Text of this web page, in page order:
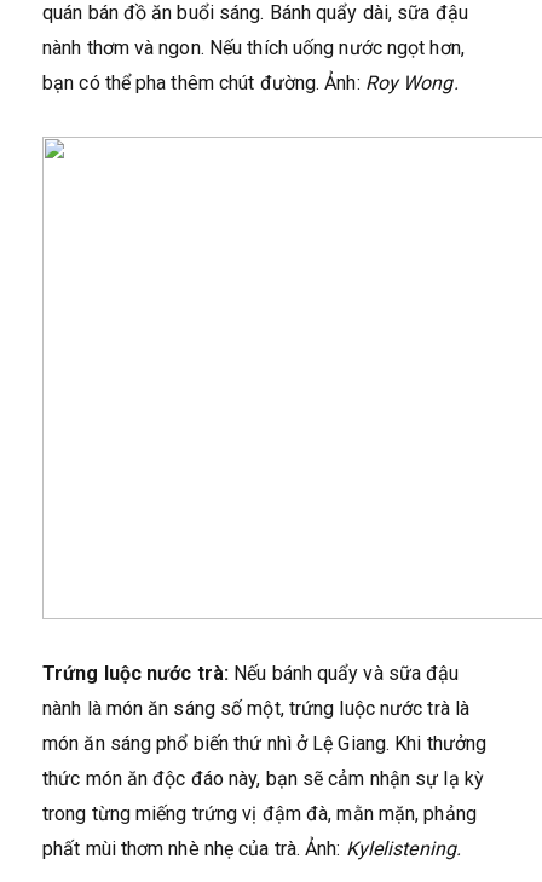
quán bán đồ ăn buổi sáng. Bánh quẩy dài, sữa đậu
nành thơm và ngon. Nếu thích uống nước ngọt hơn,
bạn có thể pha thêm chút đường. Ảnh: Roy Wong.
Trứng luộc nước trà: Nếu bánh quẩy và sữa đậu
nành là món ăn sáng số một, trứng luộc nước trà là
món ăn sáng phổ biến thứ nhì ở Lệ Giang. Khi thưởng
thức món ăn độc đáo này, bạn sẽ cảm nhận sự lạ kỳ
trong từng miếng trứng vị đậm đà, mằn mặn, phảng
phất mùi thơm nhè nhẹ của trà. Ảnh: Kylelistening.